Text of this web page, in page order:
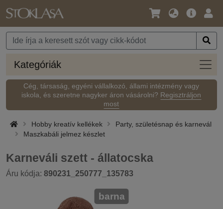
Nyelv
Pénznem
Fő
Kategóriák
Cég, társaság, egyéni vállalkozó, állami intézmény vagy
iskola, és szeretne nagyker áron vásárolni? Regisztráljon
most
Hobby kreatív kellékek
Party, születésnap és karnevál
Maszkabáli jelmez készlet
Karneváli szett - állatocska
Áru kódja: 890231_250777_135783
barna